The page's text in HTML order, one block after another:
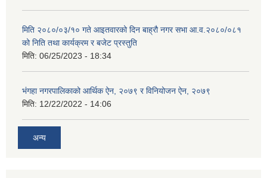
मिति २०८०/०३/१० गते आइतवारको दिन बाह्रौ नगर सभा आ.व.२०८०/०८१
को निति तथा कार्यक्रम र बजेट प्रस्तुति
मिति: 06/25/2023 - 18:34
भंगहा नगरपालिकाको आर्थिक ऐन, २०७९ र विनियोजन ऐन, २०७९
मिति: 12/22/2022 - 14:06
अन्य